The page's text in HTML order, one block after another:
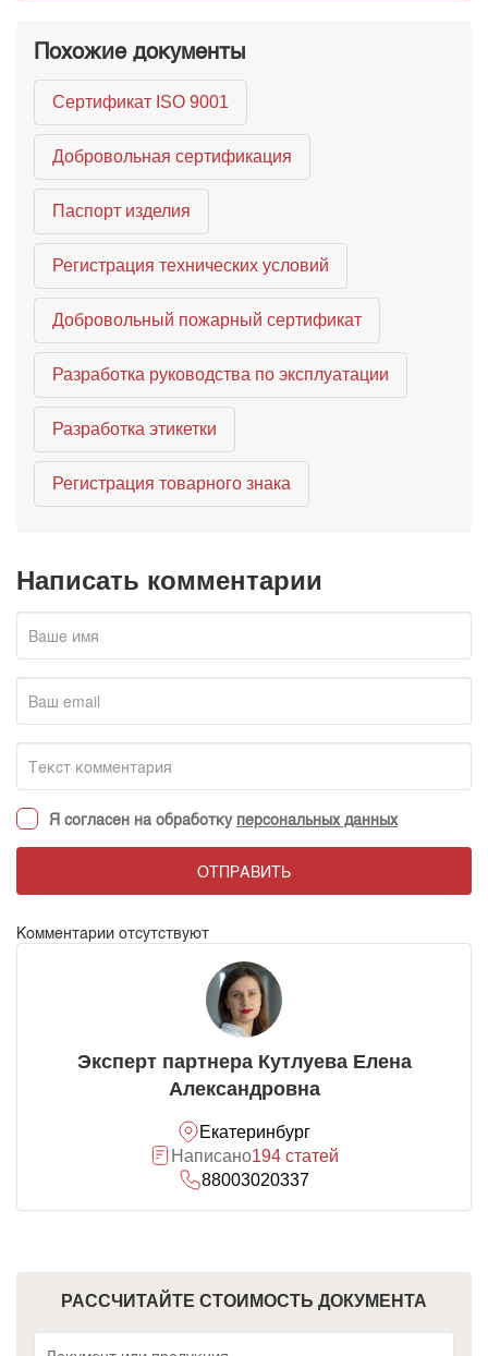
Похожие документы
Сертификат ISO 9001
Добровольная сертификация
Паспорт изделия
Регистрация технических условий
Добровольный пожарный сертификат
Разработка руководства по эксплуатации
Разработка этикетки
Регистрация товарного знака
Написать комментарии
Я согласен на обработку персональных данных
ОТПРАВИТЬ
Комментарии отсутствуют
Эксперт партнера Кутлуева Елена
Александровна
Екатеринбург
Написано194 статей
88003020337
РАССЧИТАЙТЕ СТОИМОСТЬ ДОКУМЕНТА